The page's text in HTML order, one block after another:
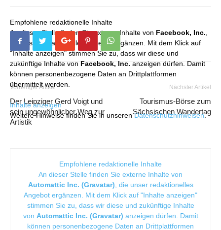
Empfohlene redaktionelle Inhalte
An dieser Stelle finden Sie externe Inhalte von Facebook, Inc.
die unser redaktionelles Angebot ergänzen. Mit dem Klick auf
"Inhalte anzeigen" stimmen Sie zu, dass wir diese und
zukünftige Inhalte von Facebook, Inc. anzeigen dürfen. Damit
können personenbezogene Daten an Drittplattformen
übermittelt werden.
Inhalte anzeigen
Weitere Hinweise finden Sie in unserenDatenschutzhinweisen.
Vorheriger Artikel
Der Leipziger Gerd Voigt und
sein ungewöhnlicher Weg zur
Artistik
Nächster Artikel
Tourismus-Börse zum
Sächsischen Wandertag
Empfohlene redaktionelle Inhalte
An dieser Stelle finden Sie externe Inhalte von
Automattic Inc. (Gravatar) , die unser redaktionelles
Angebot ergänzen. Mit dem Klick auf "Inhalte anzeigen"
stimmen Sie zu, dass wir diese und zukünftige Inhalte
von Automattic Inc. (Gravatar) anzeigen dürfen. Damit
können personenbezogene Daten an Drittplattformen